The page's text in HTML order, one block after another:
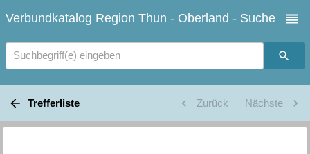
Verbundkatalog Region Thun - Oberland - Suche
Suchbegriff(e) eingeben
Trefferliste Zurück Nächste